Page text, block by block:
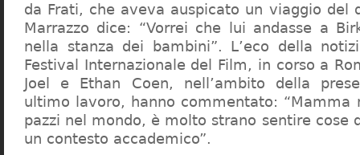
da Frati, che aveva auspicato un viaggio del
Marrazzo dice: “Vorrei che lui andasse a
nella stanza dei bambini”. L’eco della
Festival Internazionale del Film, in corso a
Joel e Ethan Coen, nell’ambito della
ultimo lavoro, hanno commentato: “Mamma
pazzi nel mondo, è molto strano sentire cose
un contesto accademico”.